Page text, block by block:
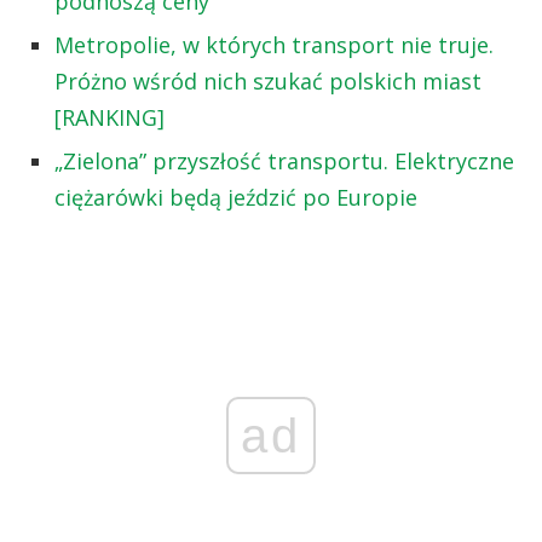
Metropolie, w których transport nie truje.
Próżno wśród nich szukać polskich miast
[RANKING]
„Zielona” przyszłość transportu. Elektryczne
ciężarówki będą jeździć po Europie
ad